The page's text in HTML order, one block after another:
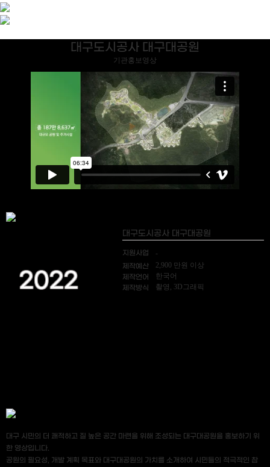
대구도시공사 대구대공원
기관홍보영상
2022
대구도시공사 대구대공원
지원사업 -
제작예산 2,900 만원 이상
제작언어 한국어
제작방식 촬영, 3D그래픽
대구 시민의 더 쾌적하고 질 높은 공간 마련을 위해 조성되는 대구대공원을 홍보하기 위
한 영상입니다.
공원의 필요성, 개발 계획 목표와 대구대공원의 가치를 소개하여 시민들의 적극적인 참